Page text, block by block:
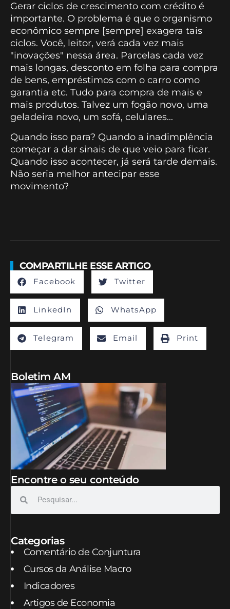
Gerar ciclos de crescimento com crédito é
importante. O problema é que o organismo
econômico sempre [sempre] exagera tais
ciclos. Você, leitor, verá cada vez mais
"inovações" nessa área. Parcelas cada vez
mais longas, desconto em folha para compra
de bens, empréstimos com o carro como
garantia etc. Tudo para compra de mais e
mais produtos. Talvez um fogão novo, uma
geladeira novo, um sofá, celulares...
Quando isso para? Quando a inadimplência
começar a dar sinais de que veio para ficar.
Quando isso acontecer, já será tarde demais.
Não seria melhor antecipar esse
movimento?
COMPARTILHE ESSE ARTIGO
Facebook Twitter
LinkedIn WhatsApp
Telegram Email Print
Boletim AM
Encontre o seu conteúdo
Categorias
Comentário de Conjuntura
Cursos da Análise Macro
Indicadores
Artigos de Economia